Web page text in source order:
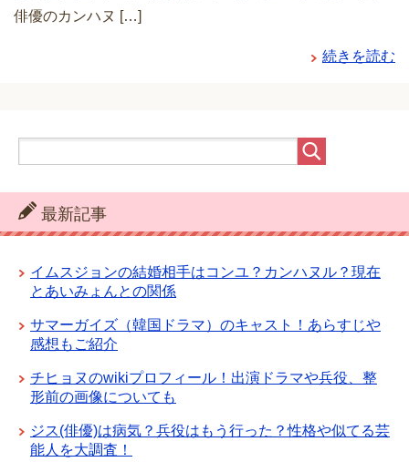
俳優のカンハヌ […]
続きを読む
最新記事
イムスジョンの結婚相手はコンユ？カンハヌル？現在
とあいみょんとの関係
サマーガイズ（韓国ドラマ）のキャスト！あらすじや
感想もご紹介
チヒョヌのwikiプロフィール！出演ドラマや兵役、整
形前の画像についても
ジス(俳優)は病気？兵役はもう行った？性格や似てる芸
能人を大調査！